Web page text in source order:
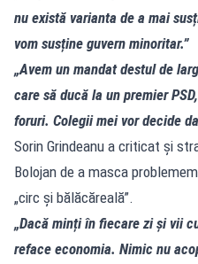
nu există varianta de a mai
vom susține guvern minoritar.”
„Avem un mandat destul de
care să ducă la un premier
foruri. Colegii mei vor decide
Sorin Grindeanu a criticat și
Bolojan de a masca
„circ și bălăcăreală”.
„Dacă minți în fiecare zi și vii
reface economia. Nimic nu